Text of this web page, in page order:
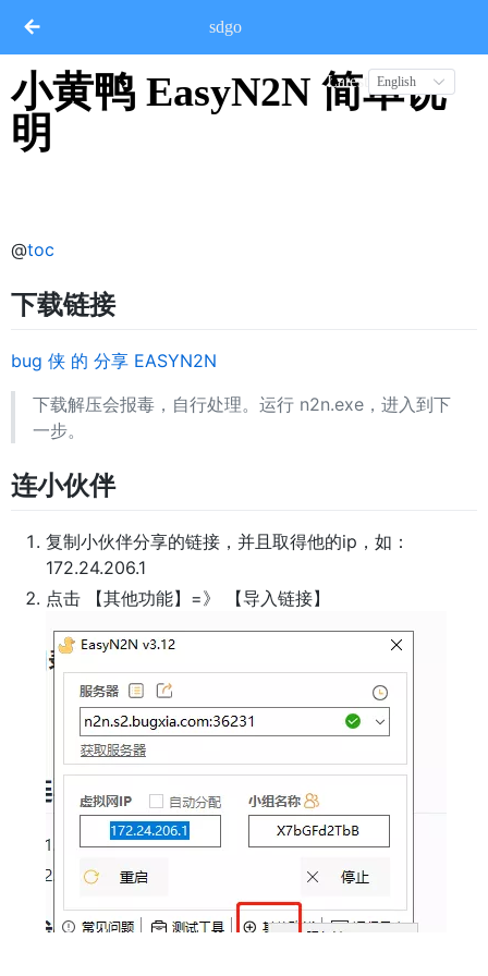
sdgo
Latest English
小黄鸭 EasyN2N 简单说
明
@toc
下载链接
bug 侠 的 分享 EASYN2N
下载解压会报毒，自行处理。运行 n2n.exe，进入到下
一步。
连小伙伴
复制小伙伴分享的链接，并且取得他的ip，如：
172.24.206.1
点击 【其他功能】=》 【导入链接】